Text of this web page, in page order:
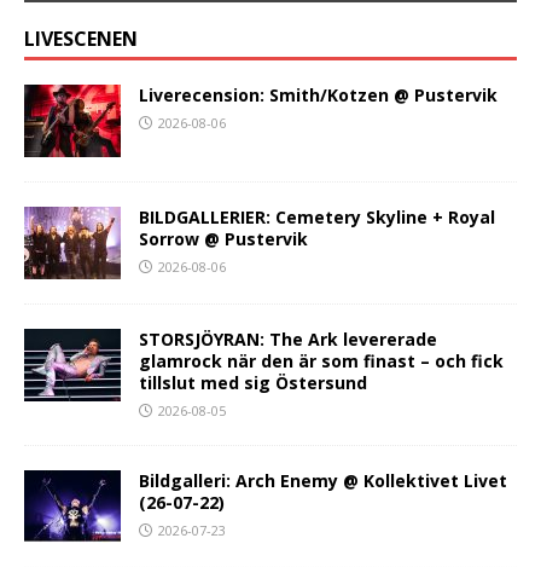
LIVESCENEN
Liverecension: Smith/Kotzen @ Pustervik
2026-08-06
BILDGALLERIER: Cemetery Skyline + Royal
Sorrow @ Pustervik
2026-08-06
STORSJÖYRAN: The Ark levererade
glamrock när den är som finast – och fick
tillslut med sig Östersund
2026-08-05
Bildgalleri: Arch Enemy @ Kollektivet Livet
(26-07-22)
2026-07-23